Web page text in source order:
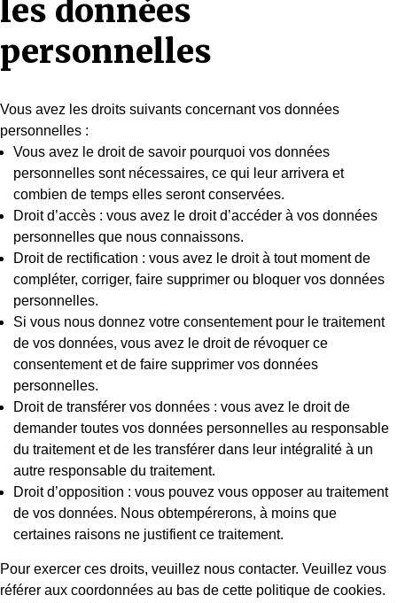
les données
personnelles
Vous avez les droits suivants concernant vos données
personnelles :
Vous avez le droit de savoir pourquoi vos données
personnelles sont nécessaires, ce qui leur arrivera et
combien de temps elles seront conservées.
Droit d’accès : vous avez le droit d’accéder à vos données
personnelles que nous connaissons.
Droit de rectification : vous avez le droit à tout moment de
compléter, corriger, faire supprimer ou bloquer vos données
personnelles.
Si vous nous donnez votre consentement pour le traitement
de vos données, vous avez le droit de révoquer ce
consentement et de faire supprimer vos données
personnelles.
Droit de transférer vos données : vous avez le droit de
demander toutes vos données personnelles au responsable
du traitement et de les transférer dans leur intégralité à un
autre responsable du traitement.
Droit d’opposition : vous pouvez vous opposer au traitement
de vos données. Nous obtempérerons, à moins que
certaines raisons ne justifient ce traitement.
Pour exercer ces droits, veuillez nous contacter. Veuillez vous
référer aux coordonnées au bas de cette politique de cookies.